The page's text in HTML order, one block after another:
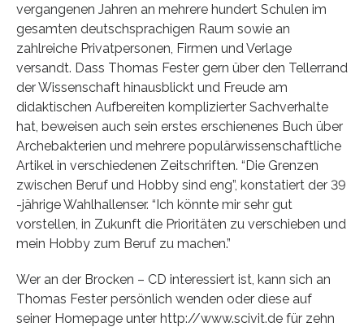
vergangenen Jahren an mehrere hundert Schulen im
gesamten deutschsprachigen Raum sowie an
zahlreiche Privatpersonen, Firmen und Verlage
versandt. Dass Thomas Fester gern über den Tellerrand
der Wissenschaft hinausblickt und Freude am
didaktischen Aufbereiten komplizierter Sachverhalte
hat, beweisen auch sein erstes erschienenes Buch über
Archebakterien und mehrere populärwissenschaftliche
Artikel in verschiedenen Zeitschriften. “Die Grenzen
zwischen Beruf und Hobby sind eng”, konstatiert der 39
-jährige Wahlhallenser. “Ich könnte mir sehr gut
vorstellen, in Zukunft die Prioritäten zu verschieben und
mein Hobby zum Beruf zu machen.”
Wer an der Brocken – CD interessiert ist, kann sich an
Thomas Fester persönlich wenden oder diese auf
seiner Homepage unter http://www.scivit.de für zehn